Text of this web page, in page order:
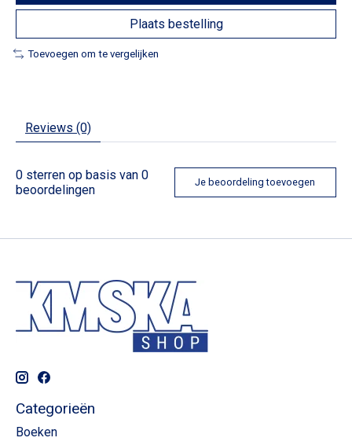
Plaats bestelling
Toevoegen om te vergelijken
Reviews (0)
0 sterren op basis van 0
beoordelingen
Je beoordeling toevoegen
Categorieën
Boeken